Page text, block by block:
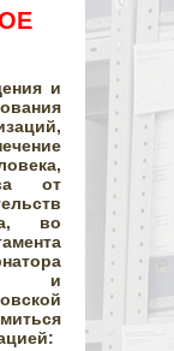
и
от
во
и